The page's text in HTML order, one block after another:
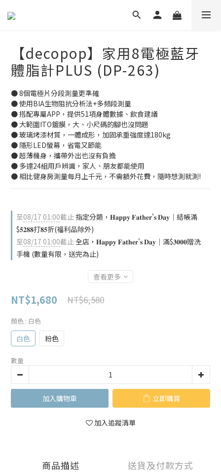
【decopop】家用8電極藍牙
體脂計PLUS (DP-263)
● 8個電極片分段測量更準確
● 使用BIA生物阻抗分析法+多頻段測量
● 搭配專屬APP，提供51項身體數據、飲食建議
● 大範圍ITO鍍膜，大、小尺碼的腳也沒問題
● 玻璃烤漆材質，一體成形，加固承重強度達180kg
● 隱形LED螢幕，省電又節能
● 超薄機身，攜帶外出也沒有負擔
● 多達24組用戶辨識，家人、朋友都能使用
● 相比健身房測量每月上千元，不需額外花費，隨時想測就測!
至08/17 01:00截止 指定分類，𝐇𝐚𝐩𝐩𝐲 𝐅𝐚𝐭𝐡𝐞𝐫'𝐬 𝐃𝐚𝐲｜結帳滿
$𝟓𝟐𝟖𝟖打𝟖𝟓折(福利品除外)
至08/17 01:00截止全店，𝐇𝐚𝐩𝐩𝐲 𝐅𝐚𝐭𝐡𝐞𝐫'𝐬 𝐃𝐚𝐲｜滿$𝟑𝟎𝟎𝟎贈洗
手機 (數量有限，送完為止)
查看更多
NT$1,680 NT$6,580
顏色 : 白色
白色 粉色
數量
加入購物車 立即購買
加入追蹤清單
商品描述 送貨及付款方式